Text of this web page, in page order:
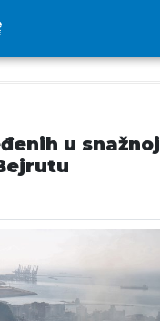
u snažnoj